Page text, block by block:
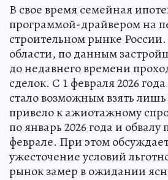
В свое время семейная
программой-драйвером на
строительном рынке
области, по данным
до недавнего времени
сделок. С 1 февраля 2026
стало возможным взять
привело к ажиотажному
по январь 2026 года и обвалу
феврале. При этом
ужесточение условий
рынок замер в ожидании